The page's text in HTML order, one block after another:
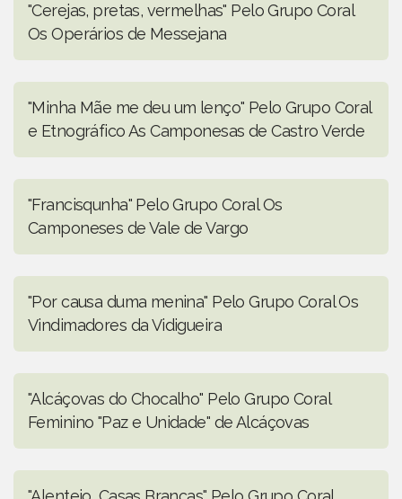
"Cerejas, pretas, vermelhas" Pelo Grupo Coral
Os Operários de Messejana
"Minha Mãe me deu um lenço" Pelo Grupo Coral
e Etnográfico As Camponesas de Castro Verde
"Francisqunha" Pelo Grupo Coral Os
Camponeses de Vale de Vargo
"Por causa duma menina" Pelo Grupo Coral Os
Vindimadores da Vidigueira
"Alcáçovas do Chocalho" Pelo Grupo Coral
Feminino "Paz e Unidade" de Alcáçovas